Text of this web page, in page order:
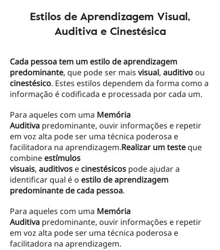
Estilos de Aprendizagem Visual,
Auditiva e Cinestésica
Cada pessoa tem um estilo de aprendizagem
predominante, que pode ser mais visual, auditivoou
cinestésico. Estes estilos dependem da forma como a
informação é codificada e processada por cada um.
Para aqueles com uma Memória
Auditiva predominante, ouvir informações e repetir
em voz alta pode ser uma técnica poderosa e
facilitadora na aprendizagem.Realizar um testeque
combine estímulos
visuais, auditivos e cinestésicos pode ajudar a
identificar qual é o estilo de aprendizagem
predominante de cada pessoa.
Para aqueles com uma Memória
Auditiva predominante, ouvir informações e repetir
em voz alta pode ser uma técnica poderosa e
facilitadora na aprendizagem.